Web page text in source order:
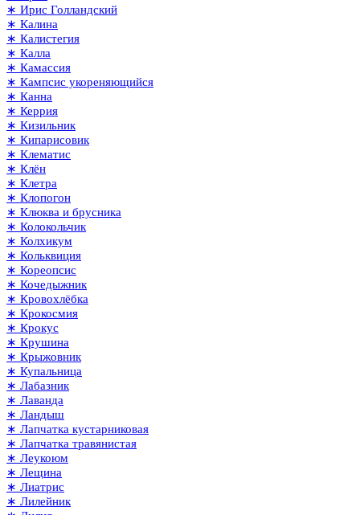
∗ Ирис Голландский
∗ Калина
∗ Калистегия
∗ Калла
∗ Камассия
∗ Кампсис укореняющийся
∗ Канна
∗ Керрия
∗ Кизильник
∗ Кипарисовик
∗ Клематис
∗ Клён
∗ Клетра
∗ Клопогон
∗ Клюква и брусника
∗ Колокольчик
∗ Колхикум
∗ Кольквиция
∗ Кореопсис
∗ Кочедыжник
∗ Кровохлёбка
∗ Крокосмия
∗ Крокус
∗ Крушина
∗ Крыжовник
∗ Купальница
∗ Лабазник
∗ Лаванда
∗ Ландыш
∗ Лапчатка кустарниковая
∗ Лапчатка травянистая
∗ Леукоюм
∗ Лещина
∗ Лиатрис
∗ Лилейник